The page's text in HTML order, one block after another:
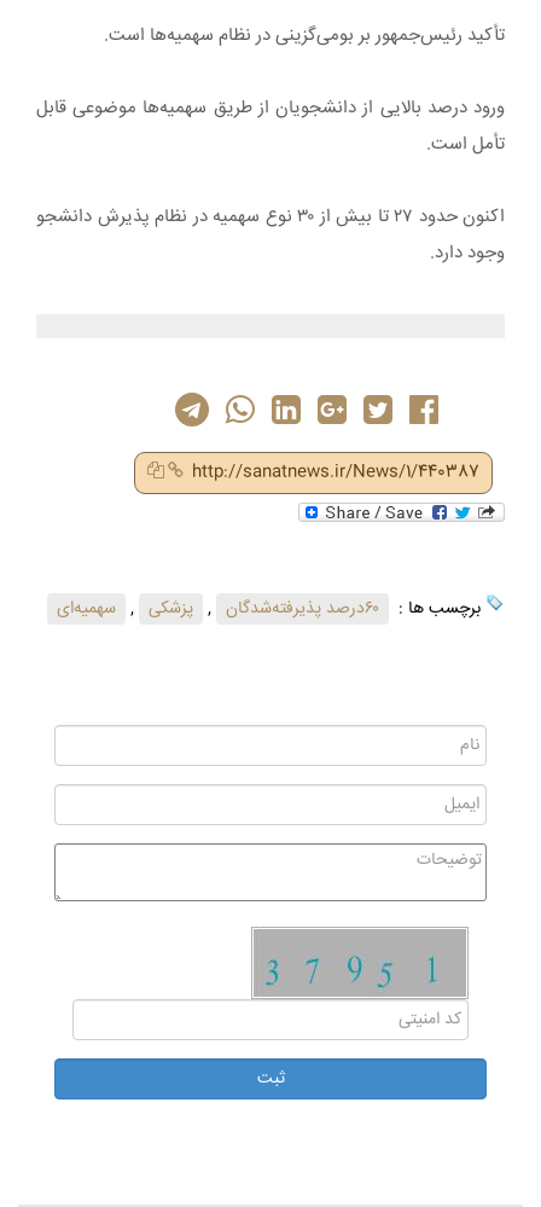
تأکید رئیس‌جمهور بر بومی‌گزینی در نظام سهمیه‌ها است.
ورود درصد بالایی از دانشجویان از طریق سهمیه‌ها موضوعی قابل
تأمل است.
اکنون حدود ۲۷ تا بیش از ۳۰ نوع سهمیه در نظام پذیرش دانشجو
وجود دارد.
http://sanatnews.ir/News/1/440387
برچسب ها : ۶۰درصد پذیرفته‌شدگان , پزشکی , سهمیه‌ای